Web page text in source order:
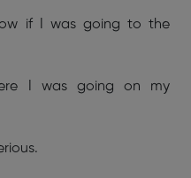
if I was going to the
I was going on my